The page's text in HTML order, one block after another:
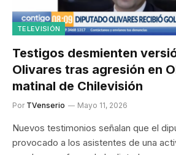
TELEVISIÓN
Testigos desmienten
Olivares tras agresión en
matinal de Chilevisión
Por TVenserio Mayo 11, 2026
Nuevos testimonios señalan que el
provocado a los asistentes de una